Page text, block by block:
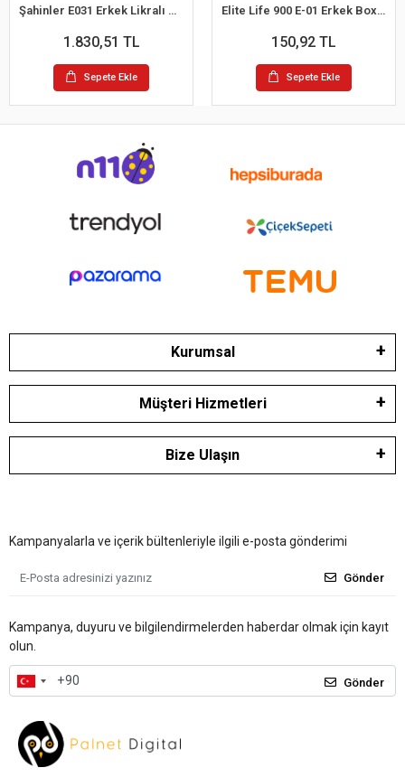
Şahinler E031 Erkek Likralı Boxer Külot 6lı Paket Siyah S
1.830,51 TL
Sepete Ekle
Elite Life 900 E-01 Erkek Boxer
150,92 TL
Sepete Ekle
Kurumsal
Müşteri Hizmetleri
Bize Ulaşın
Kampanyalarla ve içerik bültenleriyle ilgili e-posta gönderimi
Gönder
Kampanya, duyuru ve bilgilendirmelerden haberdar olmak için kayıt
olun.
Gönder